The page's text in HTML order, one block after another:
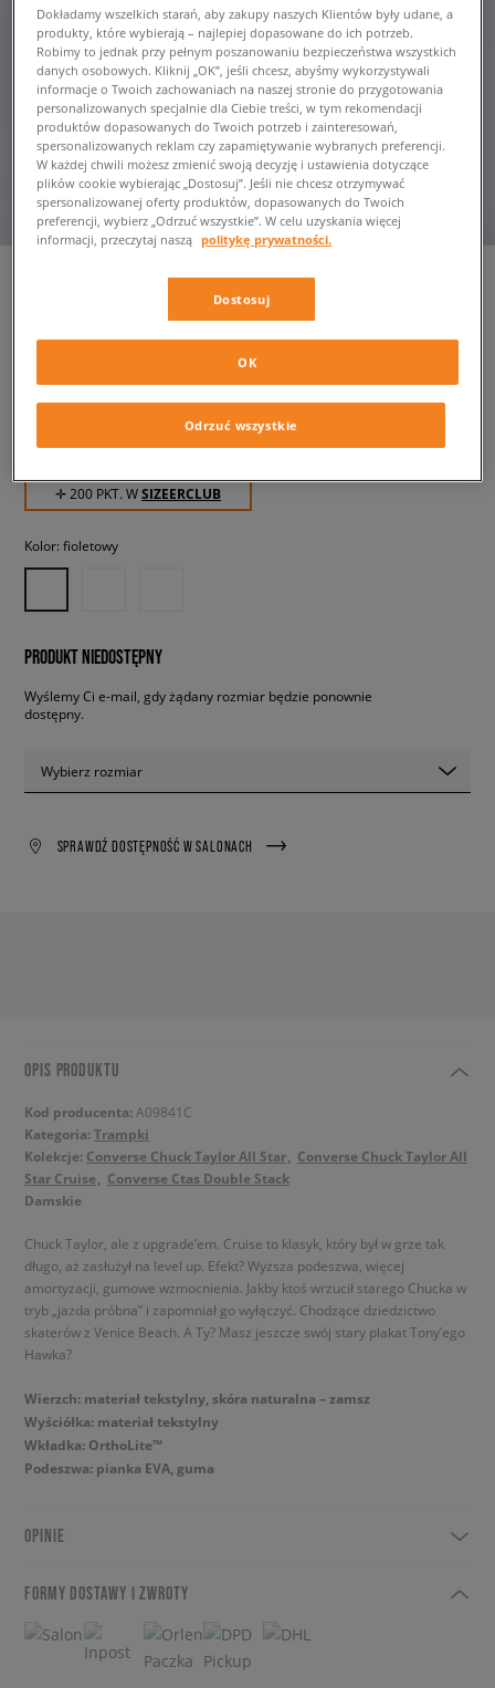
199,99 zł z VAT
✛ 200 PKT. WSIZEERCLUB
Kolor: fioletowy
PRODUKT NIEDOSTĘPNY
Wyślemy Ci e-mail, gdy żądany rozmiar będzie ponownie
dostępny.
Wybierz rozmiar
SPRAWDŹ DOSTĘPNOŚĆ W SALONACH
OPIS PRODUKTU
Kod producenta: A09841C
Kategoria:Trampki
Kolekcje: Converse Chuck Taylor All Star
Converse Chuck Taylor All
Star Cruise
Converse Ctas Double Stack
Damskie
Chuck Taylor, ale z upgrade’em. Cruise to klasyk, który był w grze tak
długo, aż zasłużył na level up. Efekt? Wyższa podeszwa, więcej
amortyzacji, gumowe wzmocnienia. Jakby ktoś wrzucił starego Chucka w
tryb „jazda próbna” i zapomniał go wyłączyć. Chodzące dziedzictwo
skaterów z Venice Beach. A Ty? Masz jeszcze swój stary plakat Tony’ego
Hawka?
Wierzch: materiał tekstylny, skóra naturalna – zamsz
Wyściółka: materiał tekstylny
Wkładka: OrthoLite™
Podeszwa: pianka EVA, guma
OPINIE
FORMY DOSTAWY I ZWROTY
Dokładamy wszelkich starań, aby zakupy naszych Klientów były udane, a
produkty, które wybierają – najlepiej dopasowane do ich potrzeb.
Robimy to jednak przy pełnym poszanowaniu bezpieczeństwa wszystkich
danych osobowych. Kliknij „OK”, jeśli chcesz, abyśmy wykorzystywali
informacje o Twoich zachowaniach na naszej stronie do przygotowania
personalizowanych specjalnie dla Ciebie treści, w tym rekomendacji
produktów dopasowanych do Twoich potrzeb i zainteresowań,
spersonalizowanych reklam czy zapamiętywanie wybranych preferencji.
W każdej chwili możesz zmienić swoją decyzję i ustawienia dotyczące
plików cookie wybierając „Dostosuj”. Jeśli nie chcesz otrzymywać
spersonalizowanej oferty produktów, dopasowanych do Twoich
preferencji, wybierz „Odrzuć wszystkie”. W celu uzyskania więcej
informacji, przeczytaj naszą politykę prywatności.
Dostosuj
Odrzuć wszystkie
OK